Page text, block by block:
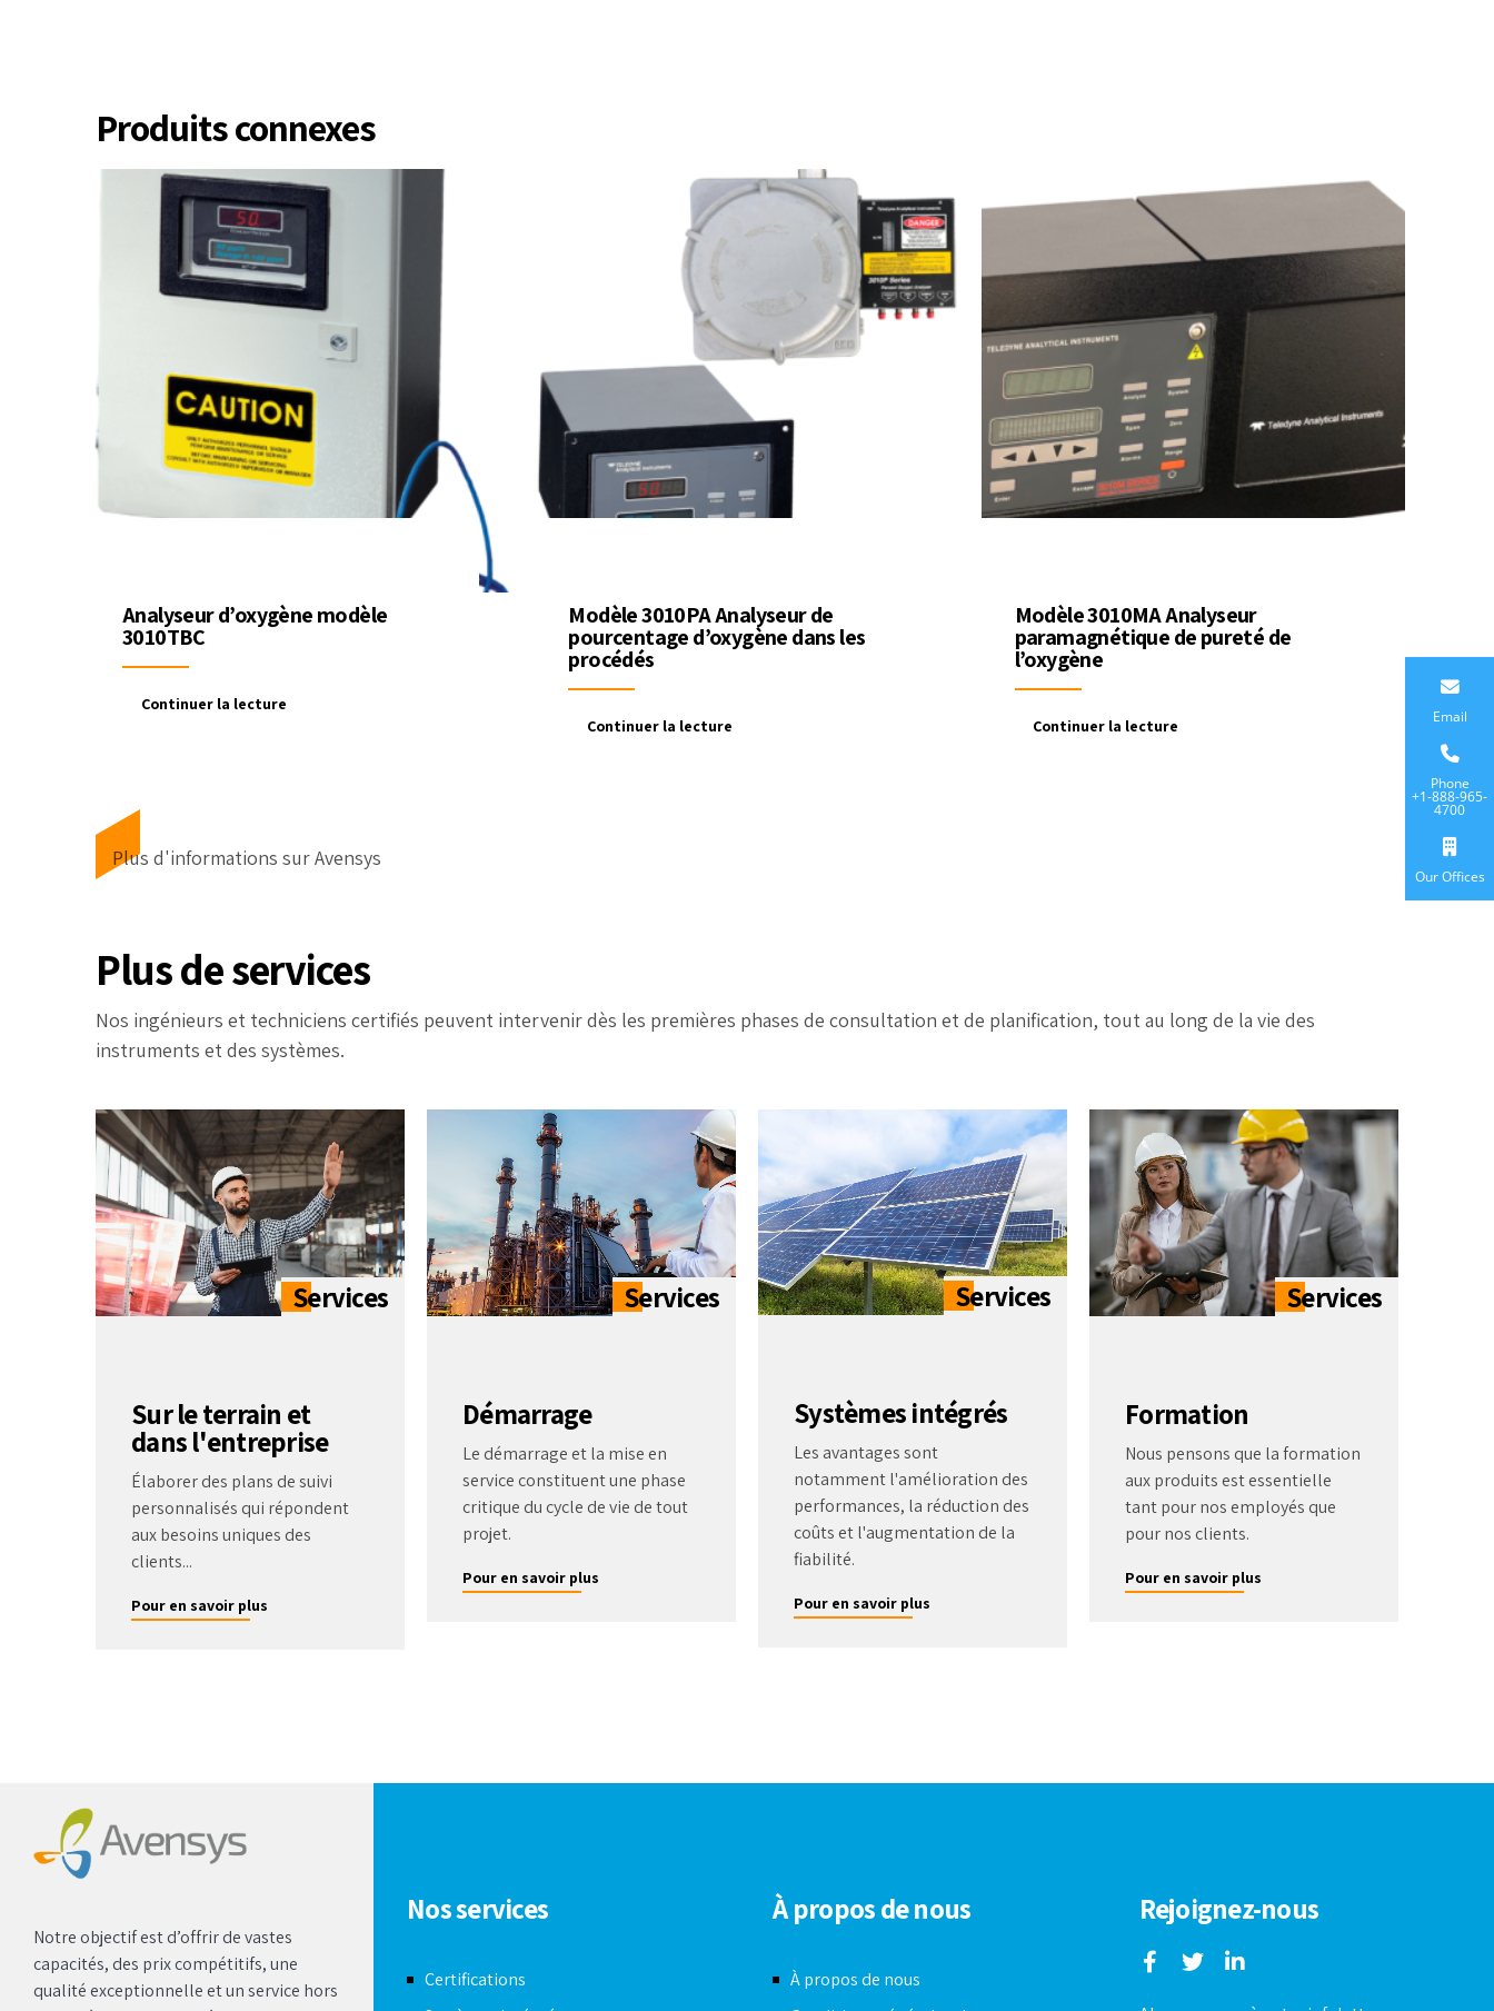
Produits connexes
Analyseur d’oxygène modèle
3010TBC
Continuer la lecture
Modèle 3010PA Analyseur de
pourcentage d’oxygène dans les
procédés
Continuer la lecture
Modèle 3010MA Analyseur
paramagnétique de pureté de
l’oxygène
Continuer la lecture
Plus d'informations sur Avensys
Plus de services
Nos ingénieurs et techniciens certifiés peuvent intervenir dès les premières phases de consultation et de planification, tout au long de la vie des
instruments et des systèmes.
Sur le terrain et
dans l'entreprise
Élaborer des plans de suivi
personnalisés qui répondent
aux besoins uniques des
clients...
Pour en savoir plus
Démarrage
Le démarrage et la mise en
service constituent une phase
critique du cycle de vie de tout
projet.
Pour en savoir plus
Systèmes intégrés
Les avantages sont
notamment l'amélioration des
performances, la réduction des
coûts et l'augmentation de la
fiabilité.
Pour en savoir plus
Formation
Nous pensons que la formation
aux produits est essentielle
tant pour nos employés que
pour nos clients.
Pour en savoir plus
Notre objectif est d’offrir de vastes
capacités, des prix compétitifs, une
qualité exceptionnelle et un service hors
Nos services
Certifications
À propos de nous
À propos de nous
Rejoignez-nous
Email
Phone
+1-888-965-
4700
Our Offices